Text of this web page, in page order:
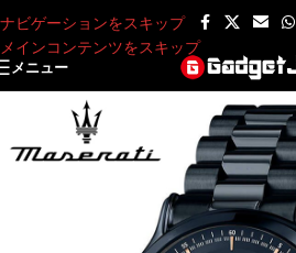
ナビゲーションをスキップ
メインコンテンツをスキップ
メニュー